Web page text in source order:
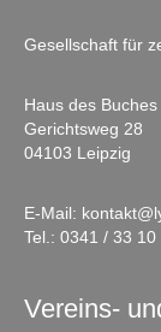
Gesellschaft für
Haus des Buches
Gerichtsweg 28
04103 Leipzig
E-Mail:
Tel.: 0341 / 33 10
Vereins-